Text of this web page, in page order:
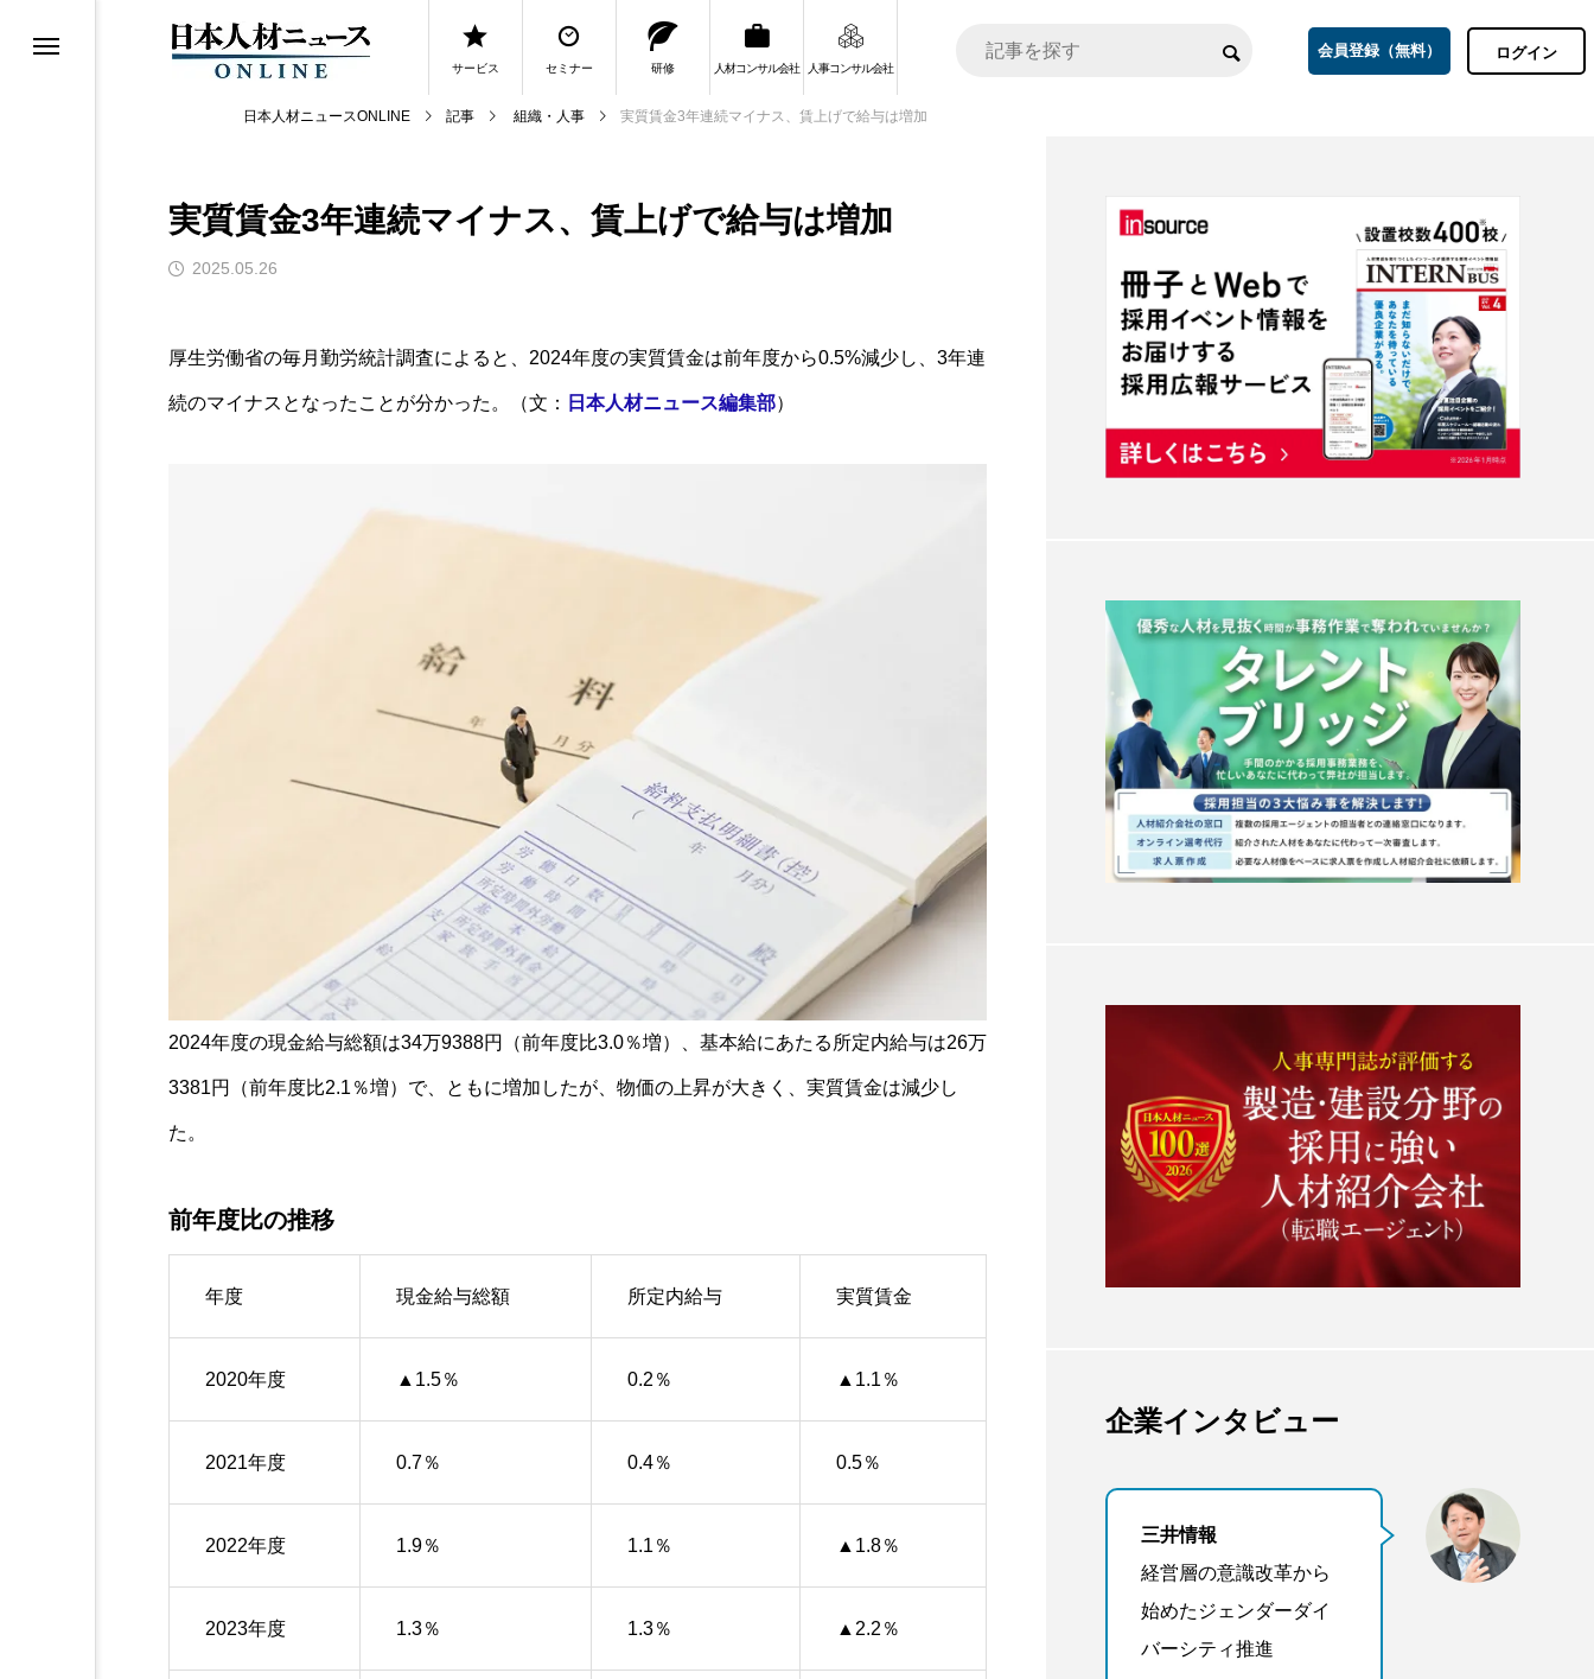
サービス セミナー 研修 人材コンサル会社 人事コンサル会社
日本人材ニュースONLINE 記事 組織・人事 実質賃金3年連続マイナス、賃上げで給与は増加
会員登録（無料） ログイン
実質賃金3年連続マイナス、賃上げで給与は増加
2025.05.26
厚生労働省の毎月勤労統計調査によると、2024年度の実質賃金は前年度から0.5%減少し、3年連
続のマイナスとなったことが分かった。（文： 日本人材ニュース編集部）
2024年度の現金給与総額は34万9388円（前年度比3.0％増）、基本給にあたる所定内給与は26万
3381円（前年度比2.1％増）で、ともに増加したが、物価の上昇が大きく、実質賃金は減少し
た。
前年度比の推移
年度 現金給与総額 所定内給与 実質賃金
2020年度 ▲1.5％ 0.2％ ▲1.1％
2021年度 0.7％ 0.4％ 0.5％
2022年度 1.9％ 1.1％ ▲1.8％
2023年度 1.3％ 1.3％ ▲2.2％
企業インタビュー
三井情報
経営層の意識改革から
始めたジェンダーダイ
バーシティ推進